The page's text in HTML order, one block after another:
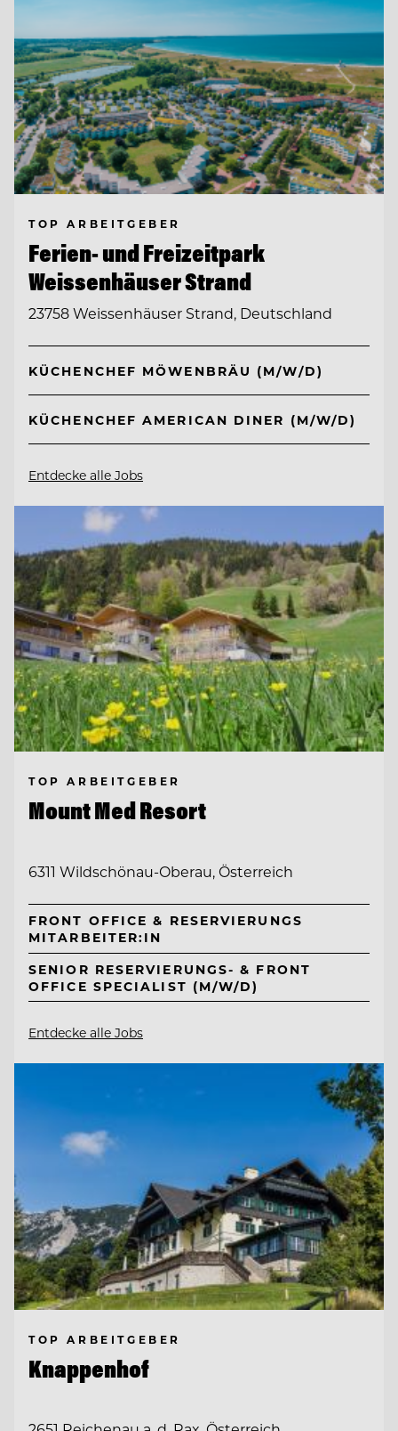
TOP ARBEITGEBER
Ferien- und Freizeitpark
Weissenhäuser Strand
23758 Weissenhäuser Strand, Deutschland
KÜCHENCHEF MÖWENBRÄU (M/W/D)
KÜCHENCHEF AMERICAN DINER (M/W/D)
Entdecke alle Jobs
TOP ARBEITGEBER
Mount Med Resort
6311 Wildschönau-Oberau, Österreich
FRONT OFFICE & RESERVIERUNGS
MITARBEITER:IN
SENIOR RESERVIERUNGS- & FRONT
OFFICE SPECIALIST (M/W/D)
Entdecke alle Jobs
TOP ARBEITGEBER
Knappenhof